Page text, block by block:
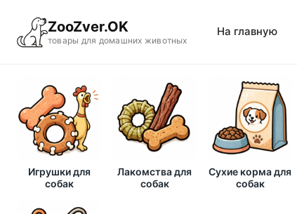
ZooZver.OK
товары для домашних животных
На главную
Игрушки для
собак
Лакомства для
собак
Сухие корма для
собак